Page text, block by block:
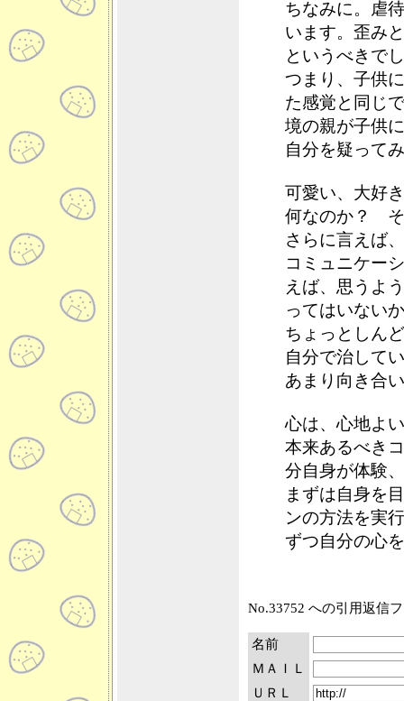
ちなみに。虐
います。歪み
というべきで
つまり、子供
た感覚と同じ
境の親が子供
自分を疑って
可愛い、大好
何なのか？
さらに言えば
コミュニケー
えば、思うよ
ってはいな
ちょっとしん
自分で治して
あまり向き合
心は、心地よ
本来あるべき
分自身が体験
まずは自身を
ンの方法を実
ずつ自分の心
No.33752 への引用返信
名前
ＭＡＩＬ
ＵＲＬ